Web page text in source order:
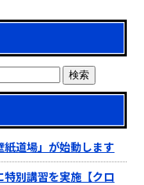
道場」が始動します
特別講習を実施【クロ